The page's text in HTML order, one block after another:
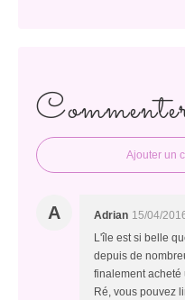
Ajouter un
A Adrian 15/04/
L'île est si belle
depuis de
finalement acheté
Ré, vous pouvez